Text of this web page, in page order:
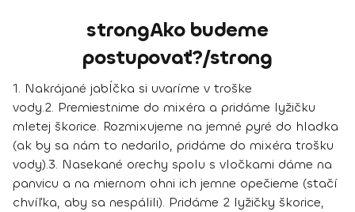
strongAko budeme
postupovať?/strong
1. Nakrájané jabĺčka si uvaríme v troške
vody.2. Premiestnime do mixéra a pridáme lyžičku
mletej škorice. Rozmixujeme na jemné pyré do hladka
(ak by sa nám to nedarilo, pridáme do mixéra trošku
vody).3. Nasekané orechy spolu s vločkami dáme na
panvicu a na miernom ohni ich jemne opečieme (stačí
chvíľka, aby sa nespálili). Pridáme 2 lyžičky škorice,